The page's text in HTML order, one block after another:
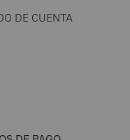
DE CUENTA